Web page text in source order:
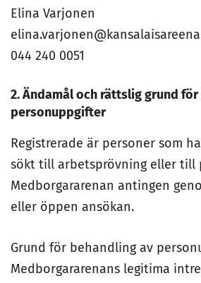
Elina Varjonen
044 240 0051
2. Ändamål och rättslig grund
personuppgifter
Registrerade är personer som
sökt till arbetsprövning eller till
Medborgararenan antingen
eller öppen ansökan.
Grund för behandling av
Medborgararenans legitima